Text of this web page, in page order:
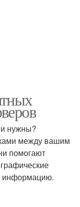
нужны?
между вашим
помогают
информацию.